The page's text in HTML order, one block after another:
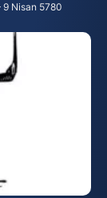
9 Nisan 5780